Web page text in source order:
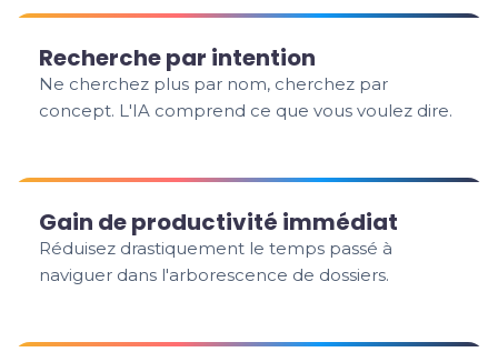
Recherche par intention
Ne cherchez plus par nom, cherchez par
concept. L'IA comprend ce que vous voulez dire.
Gain de productivité immédiat
Réduisez drastiquement le temps passé à
naviguer dans l'arborescence de dossiers.